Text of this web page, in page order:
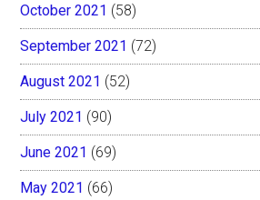
October 2021 (58)
September 2021 (72)
August 2021 (52)
July 2021 (90)
June 2021 (69)
May 2021 (66)